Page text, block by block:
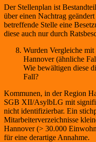
Der Stellenplan ist
über einen Nachtrag
betreffende Stelle eine
diese auch nur durch
Wurden Vergleiche
Hannover (ähnliche
Wie bewältigen diese
Fall?
Kommunen, in der Region
SGB XII/AsylbLG mit
nicht identifizierbar. Ein
Mitarbeiterverzeichnisse
Hannover (> 30.000
für eine derartige Annahme.